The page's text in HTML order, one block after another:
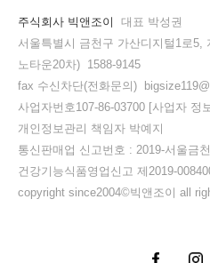
주식회사 빅앤조이
대표 박성권
서울특별시 금천구 가산디지털1로5,
노타운20차) 1588-9145
fax 수신차단(전화문의)
사업자번호107-86-03700 [사업자 정
개인정보관리 책임자 박예지
통신판매업 신고번호 : 2019-서울금
건강기능식품영업신고 제2019-
copyright since2004©빅앤조이 all